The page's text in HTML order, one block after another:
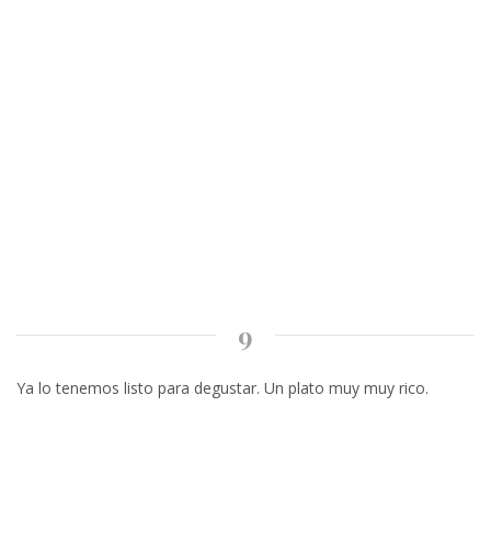
9
Ya lo tenemos listo para degustar. Un plato muy muy rico.